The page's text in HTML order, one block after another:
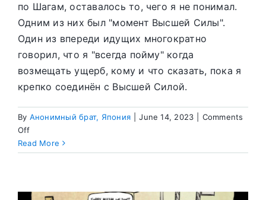
по Шагам, оставалось то, чего я не понимал.
Одним из них был "момент Высшей Силы".
Один из впереди идущих многократно
говорил, что я "всегда пойму" когда
возмещать ущерб, кому и что сказать, пока я
крепко соединён с Высшей Силой.
By Анонимный брат, Япония June 14, 2023
Comments
Offon
Как
я
Read More